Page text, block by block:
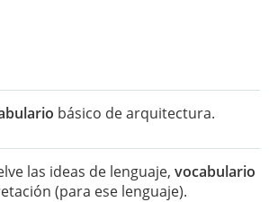
básico de arquitectura.
las ideas de lenguaje, vocabulario
(para ese lenguaje).